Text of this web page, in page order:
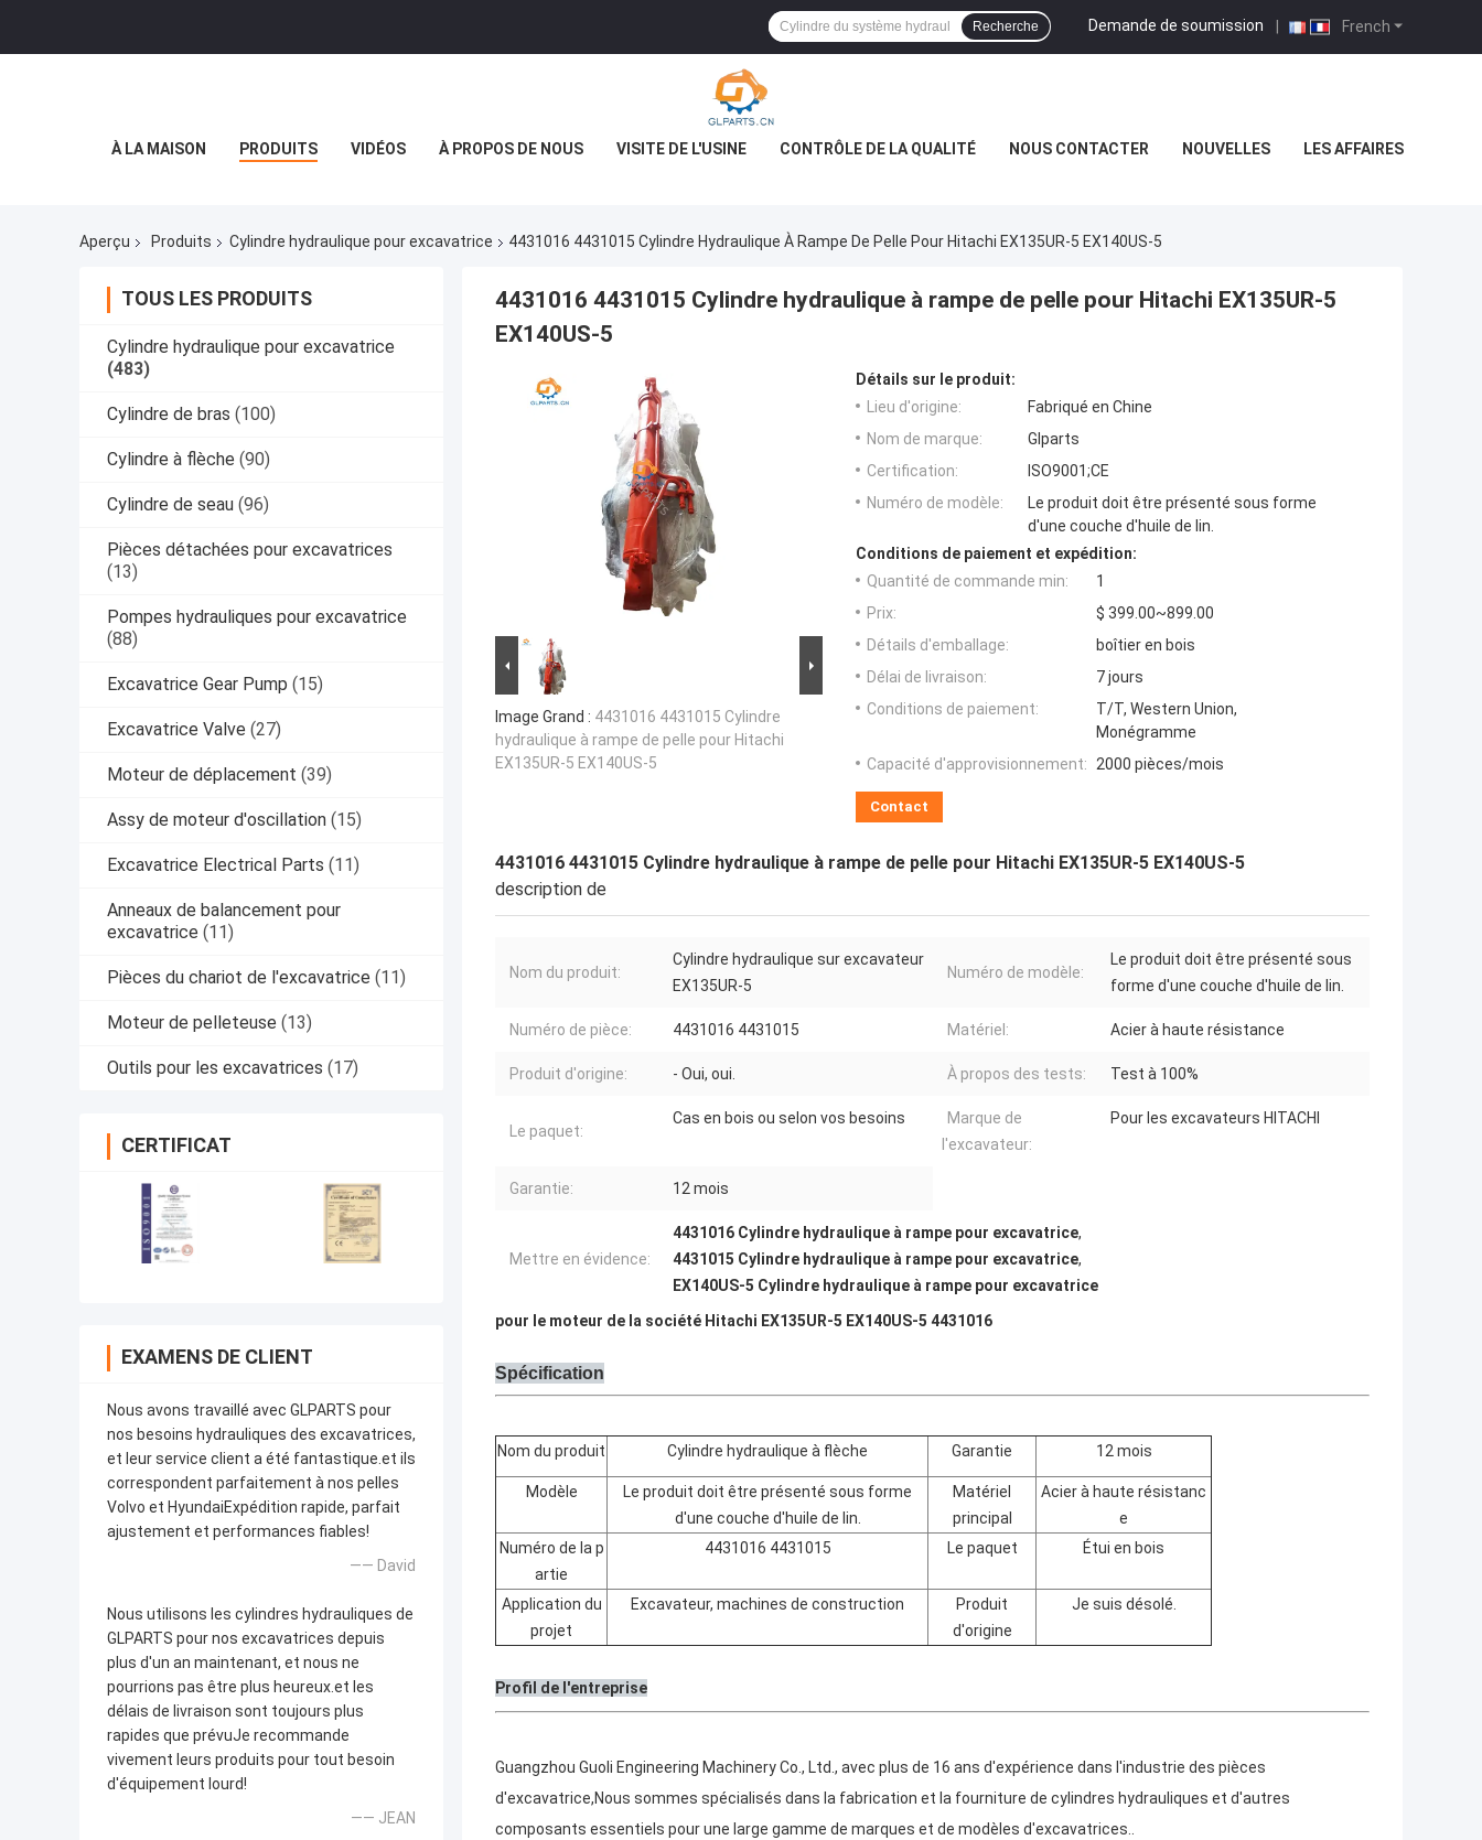
French
Demande de soumission |
Recherche
À LA MAISON PRODUITS VIDÉOS À PROPOS DE NOUS VISITE DE L'USINE CONTRÔLE DE LA QUALITÉ NOUS CONTACTER NOUVELLES LES AFFAIRES
Aperçu Produits Cylindre hydraulique pour excavatrice 4431016 4431015 Cylindre Hydraulique À Rampe De Pelle Pour Hitachi EX135UR-5 EX140US-5
TOUS LES PRODUITS
Cylindre hydraulique pour excavatrice
(483)
Cylindre de bras (100)
Cylindre à flèche (90)
Cylindre de seau (96)
Pièces détachées pour excavatrices
(13)
Pompes hydrauliques pour excavatrice
(88)
Excavatrice Gear Pump (15)
Excavatrice Valve (27)
Moteur de déplacement (39)
Assy de moteur d'oscillation (15)
Excavatrice Electrical Parts (11)
Anneaux de balancement pour
excavatrice (11)
Pièces du chariot de l'excavatrice (11)
Moteur de pelleteuse (13)
Outils pour les excavatrices (17)
CERTIFICAT
EXAMENS DE CLIENT
Nous avons travaillé avec GLPARTS pour
nos besoins hydrauliques des excavatrices,
et leur service client a été fantastique.et ils
correspondent parfaitement à nos pelles
Volvo et HyundaiExpédition rapide, parfait
ajustement et performances fiables!
—— David
Nous utilisons les cylindres hydrauliques de
GLPARTS pour nos excavatrices depuis
plus d'un an maintenant, et nous ne
pourrions pas être plus heureux.et les
délais de livraison sont toujours plus
rapides que prévuJe recommande
vivement leurs produits pour tout besoin
d'équipement lourd!
—— JEAN
4431016 4431015 Cylindre hydraulique à rampe de pelle pour Hitachi EX135UR-5
EX140US-5
Image Grand : 4431016 4431015 Cylindre
hydraulique à rampe de pelle pour Hitachi
EX135UR-5 EX140US-5
Détails sur le produit:
Lieu d'origine:
Fabriqué en Chine
Nom de marque:
Glparts
Certification:
ISO9001;CE
Numéro de modèle:
Le produit doit être présenté sous forme
d'une couche d'huile de lin.
Conditions de paiement et expédition:
Quantité de commande min:
1
Prix:
$ 399.00~899.00
Détails d'emballage:
boîtier en bois
Délai de livraison:
7 jours
Conditions de paiement:
T/T, Western Union,
Monégramme
Capacité d'approvisionnement: 2000 pièces/mois
Contact
4431016 4431015 Cylindre hydraulique à rampe de pelle pour Hitachi EX135UR-5 EX140US-5
description de
Nom du produit:
Cylindre hydraulique sur excavateur
EX135UR-5
Numéro de modèle:
Le produit doit être présenté sous
forme d'une couche d'huile de lin.
Numéro de pièce: 4431016 4431015 Matériel: Acier à haute résistance
Produit d'origine: - Oui, oui. À propos des tests: Test à 100%
Le paquet:
Cas en bois ou selon vos besoins
Marque de
l'excavateur:
Pour les excavateurs HITACHI
Garantie: 12 mois
Mettre en évidence:
4431016 Cylindre hydraulique à rampe pour excavatrice,
4431015 Cylindre hydraulique à rampe pour excavatrice,
EX140US-5 Cylindre hydraulique à rampe pour excavatrice
pour le moteur de la société Hitachi EX135UR-5 EX140US-5 4431016
Spécification
Nom du produit Cylindre hydraulique à flèche Garantie 12 mois
Modèle
Le produit doit être présenté sous forme
d'une couche d'huile de lin.
Matériel
principal
Acier à haute résistanc
e
Numéro de la p
artie
4431016 4431015 Le paquet Étui en bois
Application du
projet
Excavateur, machines de construction
Produit
d'origine
Je suis désolé.
Profil de l'entreprise
Guangzhou Guoli Engineering Machinery Co., Ltd., avec plus de 16 ans d'expérience dans l'industrie des pièces
d'excavatrice,Nous sommes spécialisés dans la fabrication et la fourniture de cylindres hydrauliques et d'autres
composants essentiels pour une large gamme de marques et de modèles d'excavatrices..